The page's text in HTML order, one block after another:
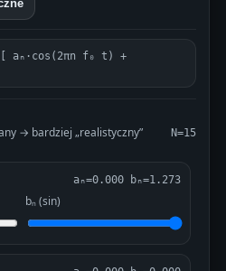
aₙ·cos(2πn f₀ t) +
→ bardziej „realistyczny”
N=15
aₙ=0.000 bₙ=1.273
bₙ (sin)